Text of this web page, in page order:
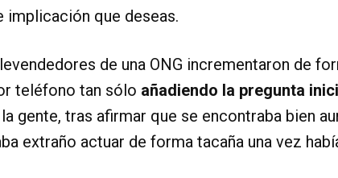
implicación que deseas.
de una ONG incrementaron de
teléfono tan sólo añadiendo la pregunta
gente, tras afirmar que se encontraba bien
extraño actuar de forma tacaña una vez